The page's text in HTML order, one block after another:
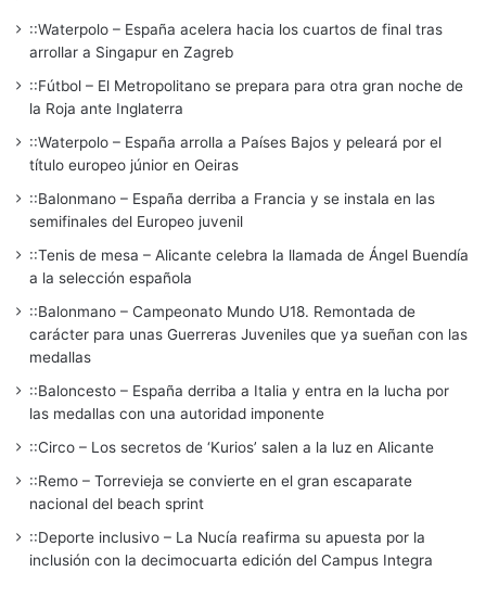
::Waterpolo – España acelera hacia los cuartos de final tras
arrollar a Singapur en Zagreb
::Fútbol – El Metropolitano se prepara para otra gran noche de
la Roja ante Inglaterra
::Waterpolo – España arrolla a Países Bajos y peleará por el
título europeo júnior en Oeiras
::Balonmano – España derriba a Francia y se instala en las
semifinales del Europeo juvenil
::Tenis de mesa – Alicante celebra la llamada de Ángel Buendía
a la selección española
::Balonmano – Campeonato Mundo U18. Remontada de
carácter para unas Guerreras Juveniles que ya sueñan con las
medallas
::Baloncesto – España derriba a Italia y entra en la lucha por
las medallas con una autoridad imponente
::Circo – Los secretos de ‘Kurios’ salen a la luz en Alicante
::Remo – Torrevieja se convierte en el gran escaparate
nacional del beach sprint
::Deporte inclusivo – La Nucía reafirma su apuesta por la
inclusión con la decimocuarta edición del Campus Integra